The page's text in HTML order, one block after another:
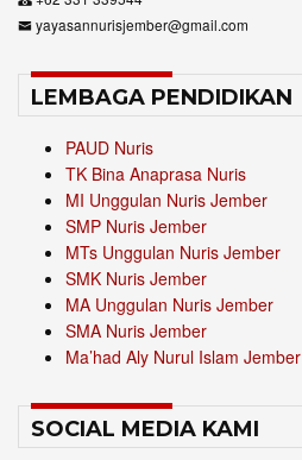
yayasannurisjember@gmail.com
LEMBAGA PENDIDIKAN
PAUD Nuris
TK Bina Anaprasa Nuris
MI Unggulan Nuris Jember
SMP Nuris Jember
MTs Unggulan Nuris Jember
SMK Nuris Jember
MA Unggulan Nuris Jember
SMA Nuris Jember
Ma’had Aly Nurul Islam Jember
SOCIAL MEDIA KAMI